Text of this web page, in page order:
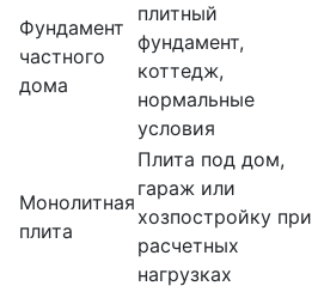
Фундамент
частного
дома
плитный
фундамент,
коттедж,
нормальные
условия
Монолитная
плита
Плита под дом,
гараж или
хозпостройку при
расчетных
нагрузках